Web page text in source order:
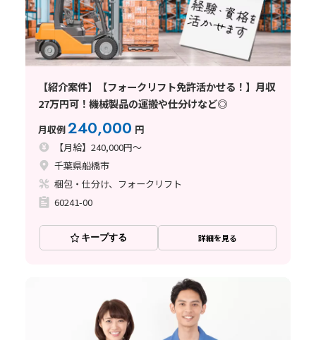
【紹介案件】【フォークリフト免許活かせる！】月収
27万円可！機械製品の運搬や仕分けなど◎
月収例240,000 円
【月給】240,000円～
千葉県船橋市
梱包・仕分け、フォークリフト
60241-00
キープする 詳細を見る